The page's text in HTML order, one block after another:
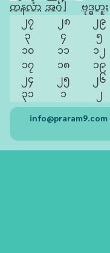
တနင်္လာ အင်္ဂါ ဗုဒ္ဓဟူး
၂၇
၂၈ ၂၉
၃
၄ ၅
၁၀
၁၁ ၁၂
၁၇
၁၈ ၁၉
၂၄
၂၅ ၂၆
၃၁
၁ ၂
info@praram9.com